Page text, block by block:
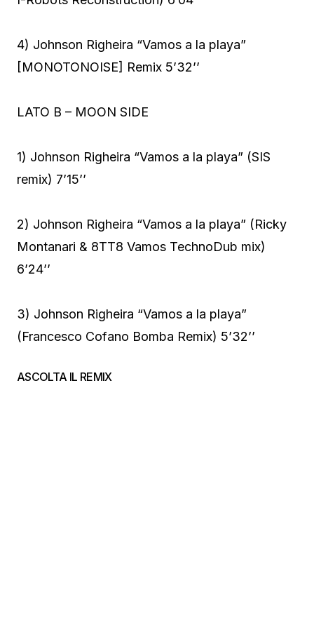
4) Johnson Righeira “Vamos a la playa”
[MONOTONOISE] Remix 5’32’’
LATO B – MOON SIDE
1) Johnson Righeira “Vamos a la playa” (SIS
remix) 7’15’’
2) Johnson Righeira “Vamos a la playa” (Ricky
Montanari & 8TT8 Vamos TechnoDub mix)
6’24’’
3) Johnson Righeira “Vamos a la playa”
(Francesco Cofano Bomba Remix) 5’32’’
ASCOLTA IL REMIX